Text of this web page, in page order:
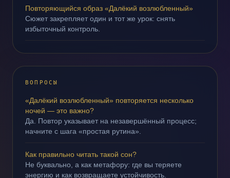
Повторяющийся образ «Далёкий возлюбленный»
Сюжет закрепляет один и тот же урок: снять
избыточный контроль.
ВОПРОСЫ
«Далёкий возлюбленный» повторяется несколько
ночей — это важно?
Да. Повтор указывает на незавершённый процесс;
начните с шага «простая рутина».
Как правильно читать такой сон?
Не буквально, а как метафору: где вы теряете
энергию и как возвращаете устойчивость.